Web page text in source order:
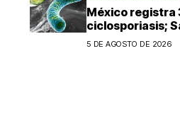
México registra
ciclosporiasis;
mantiene
5 DE AGOSTO DE 2026